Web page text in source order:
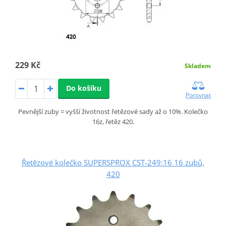
229 Kč Skladem
Do košíku
Porovnat
Pevnější zuby = vyšší životnost řetězové sady až o 10%. Kolečko
16z, řetěz 420.
Řetězové kolečko SUPERSPROX CST-249:16 16 zubů,
420